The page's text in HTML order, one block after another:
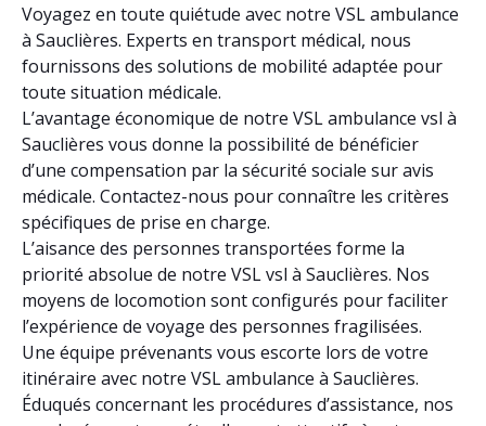
Voyagez en toute quiétude avec notre VSL ambulance
à Sauclières. Experts en transport médical, nous
fournissons des solutions de mobilité adaptée pour
toute situation médicale.
L’avantage économique de notre VSL ambulance vsl à
Sauclières vous donne la possibilité de bénéficier
d’une compensation par la sécurité sociale sur avis
médicale. Contactez-nous pour connaître les critères
spécifiques de prise en charge.
L’aisance des personnes transportées forme la
priorité absolue de notre VSL vsl à Sauclières. Nos
moyens de locomotion sont configurés pour faciliter
l’expérience de voyage des personnes fragilisées.
Une équipe prévenants vous escorte lors de votre
itinéraire avec notre VSL ambulance à Sauclières.
Éduqués concernant les procédures d’assistance, nos